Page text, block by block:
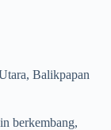
Balikpapan
berkembang,